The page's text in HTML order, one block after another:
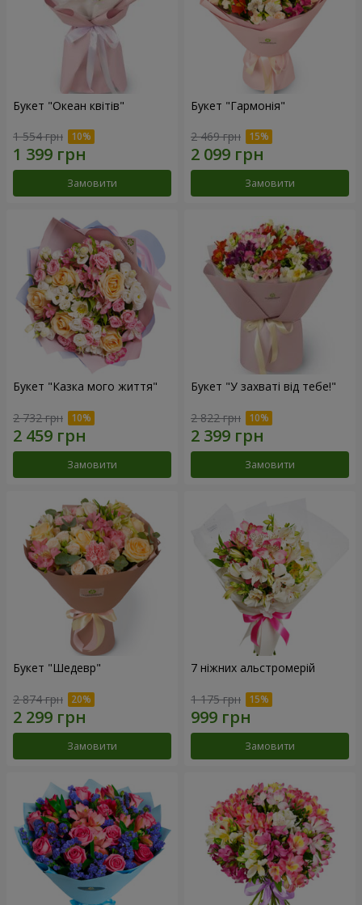
Букет "Океан квітів"
1 554 грн
Замовити
Букет "Гармонія"
2 469 грн
Замовити
Букет "Казка мого життя"
2 732 грн
Замовити
Букет "У захваті від тебе!"
2 822 грн
Замовити
Букет "Шедевр"
2 874 грн
Замовити
7 ніжних альстромерій
1 175 грн
Замовити